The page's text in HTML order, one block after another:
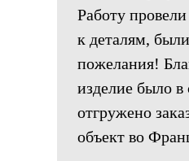
Работу
к деталям,
пожелания!
изделие было в
отгружено
объект во